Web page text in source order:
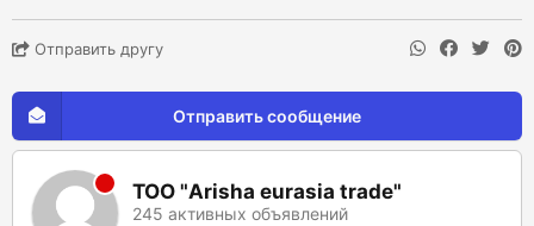
Отправить другу
Отправить сообщение
ТОО "Arisha eurasia trade"
245 активных объявлений